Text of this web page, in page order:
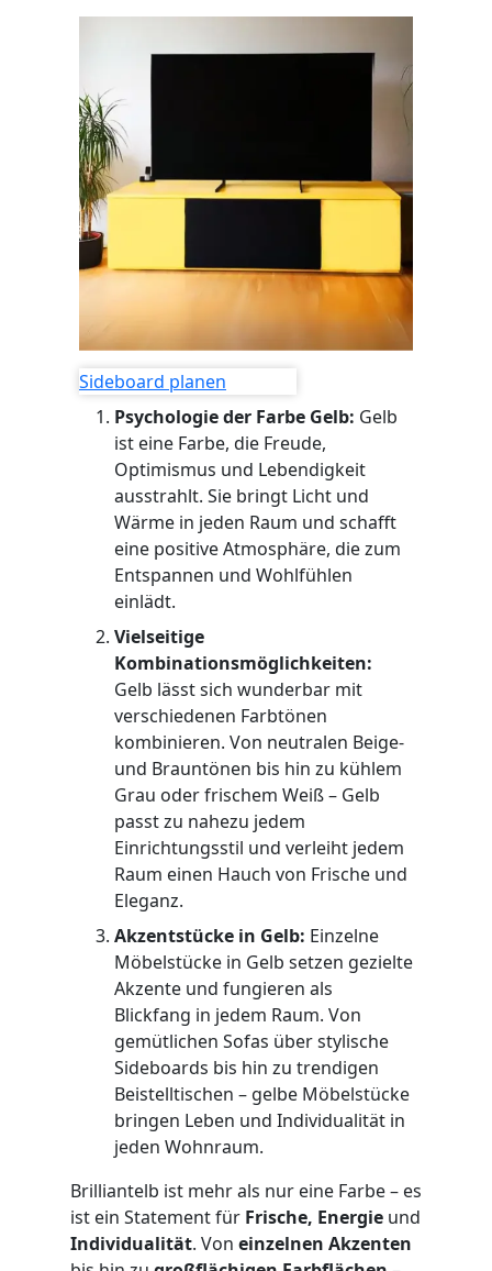
Sideboard planen
Psychologie der Farbe Gelb: Gelb
ist eine Farbe, die Freude,
Optimismus und Lebendigkeit
ausstrahlt. Sie bringt Licht und
Wärme in jeden Raum und schafft
eine positive Atmosphäre, die zum
Entspannen und Wohlfühlen
einlädt.
Vielseitige
Kombinationsmöglichkeiten:
Gelb lässt sich wunderbar mit
verschiedenen Farbtönen
kombinieren. Von neutralen Beige-
und Brauntönen bis hin zu kühlem
Grau oder frischem Weiß – Gelb
passt zu nahezu jedem
Einrichtungsstil und verleiht jedem
Raum einen Hauch von Frische und
Eleganz.
Akzentstücke in Gelb: Einzelne
Möbelstücke in Gelb setzen gezielte
Akzente und fungieren als
Blickfang in jedem Raum. Von
gemütlichen Sofas über stylische
Sideboards bis hin zu trendigen
Beistelltischen – gelbe Möbelstücke
bringen Leben und Individualität in
jeden Wohnraum.
Brilliantelb ist mehr als nur eine Farbe – es
ist ein Statement für Frische, Energie und
Individualität. Von einzelnen Akzenten